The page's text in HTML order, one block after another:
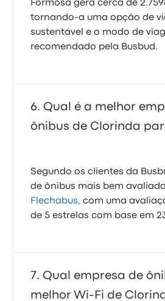
Formosa gera cerca de
tornando-a uma opção de
sustentável e o modo de
recomendado pela Busbud.
Qual é a melhor
ônibus de Clorinda
Segundo os clientes da
de ônibus mais bem
Flechabus, com uma
de 5 estrelas com base em
Qual empresa de
melhor Wi-Fi de